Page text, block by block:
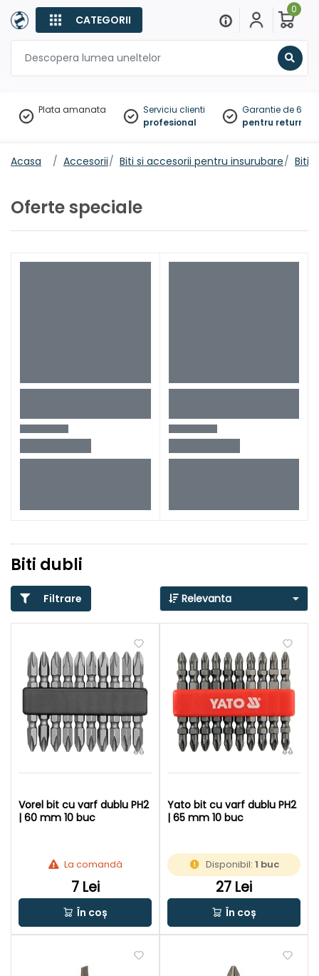
CATEGORII
0
Plata amanata
Serviciu clienti
profesional
Garantie de 60
pentru
Acasa Accesorii Biti si accesorii pentru insurubare Biti
Oferte speciale
Biti dubli
Filtrare Relevanta
Vorel bit cu varf dublu PH2
| 60 mm 10 buc
La comandă
7 Lei
În coș
Yato bit cu varf dublu PH2
| 65 mm 10 buc
Disponibil: 1 buc
27 Lei
În coș